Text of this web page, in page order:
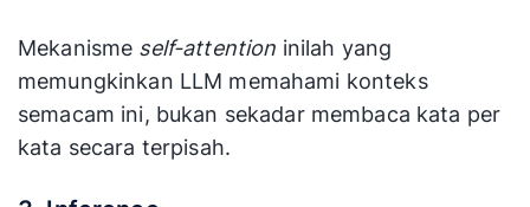
Mekanisme self-attention inilah yang
memungkinkan LLM memahami konteks
semacam ini, bukan sekadar membaca kata per
kata secara terpisah.